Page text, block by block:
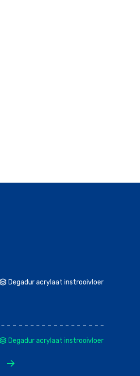
Degadur acrylaat instrooivloer
Degadur acrylaat instrooivloer